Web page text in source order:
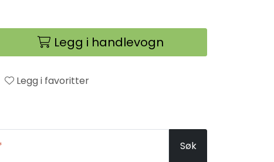
Legg i handlevogn
Legg i favoritter
Søk